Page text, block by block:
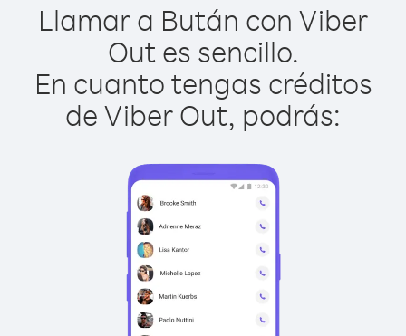
Llamar a Bután con Viber
Out es sencillo.
En cuanto tengas créditos
de Viber Out, podrás: